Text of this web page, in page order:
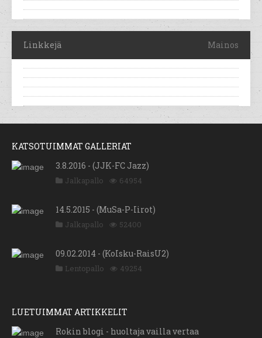
Linkkejä Mainos
KATSOTUIMMAT GALLERIAT
3.8.2016 - (JJK-FC Jazz)
Jalkapallo 64954
14.5.2015 - (MuSa-P-Iirot)
Jalkapallo 52400
09.02.2014 - (KoIsku-RaisU2)
Lentopallo 49254
LUETUIMMAT ARTIKKELIT
Rokin blogi - huoltaja vailla vertaa